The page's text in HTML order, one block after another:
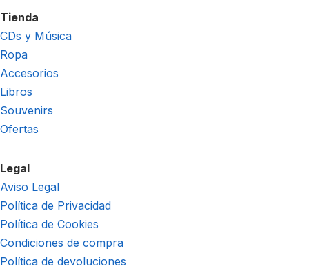
Tienda
CDs y Música
Ropa
Accesorios
Libros
Souvenirs
Ofertas
Legal
Aviso Legal
Política de Privacidad
Política de Cookies
Condiciones de compra
Política de devoluciones